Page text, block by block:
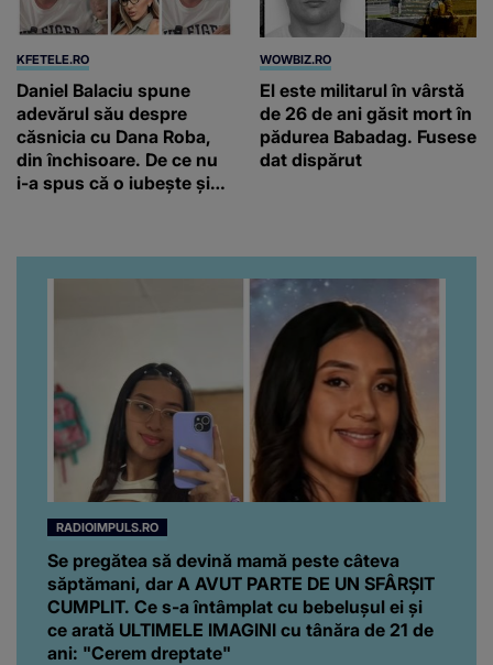
KFETELE.RO
Daniel Balaciu spune
adevărul său despre
căsnicia cu Dana Roba,
din închisoare. De ce nu
i-a spus că o iubește și
“Am suflet mare. Eu am
ajutat-o.”
WOWBIZ.RO
El este militarul în vârstă
de 26 de ani găsit mort în
pădurea Babadag. Fusese
dat dispărut
RADIOIMPULS.RO
Se pregătea să devină mamă peste câteva
săptămani, dar A AVUT PARTE DE UN SFÂRȘIT
CUMPLIT. Ce s-a întâmplat cu bebelușul ei și
ce arată ULTIMELE IMAGINI cu tânăra de 21 de
ani: "Cerem dreptate"